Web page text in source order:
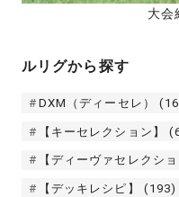
大会
ルリグから探す
DXM（ディーセレ）
【キーセレクション】
【ディーヴァセレクショ
【デッキレシピ】 (193)